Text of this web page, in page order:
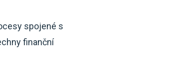
spojené s
finanční